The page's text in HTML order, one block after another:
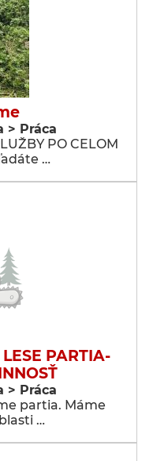
> Práca
PO CELOM
…
PARTIA-
> Práca
partia. Máme
…